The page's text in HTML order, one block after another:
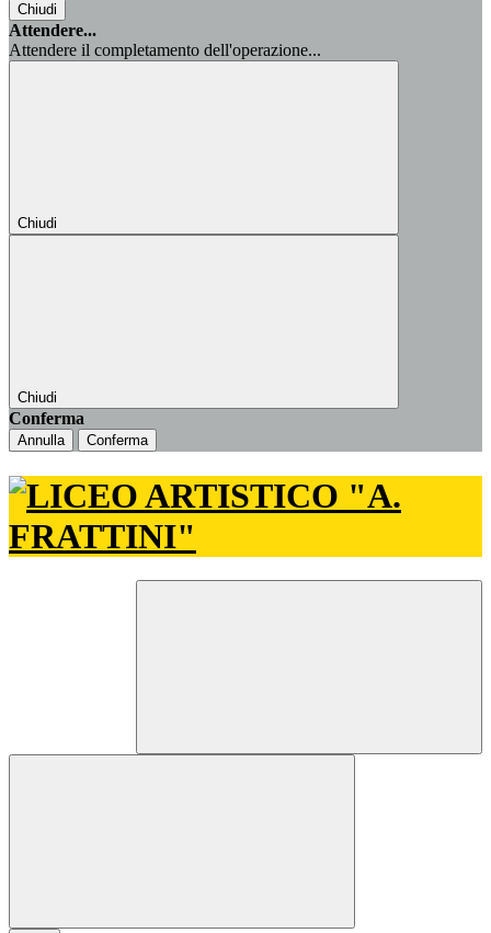
Chiudi
Attendere...
Attendere il completamento dell'operazione...
Chiudi
Chiudi
Conferma
Annulla Conferma